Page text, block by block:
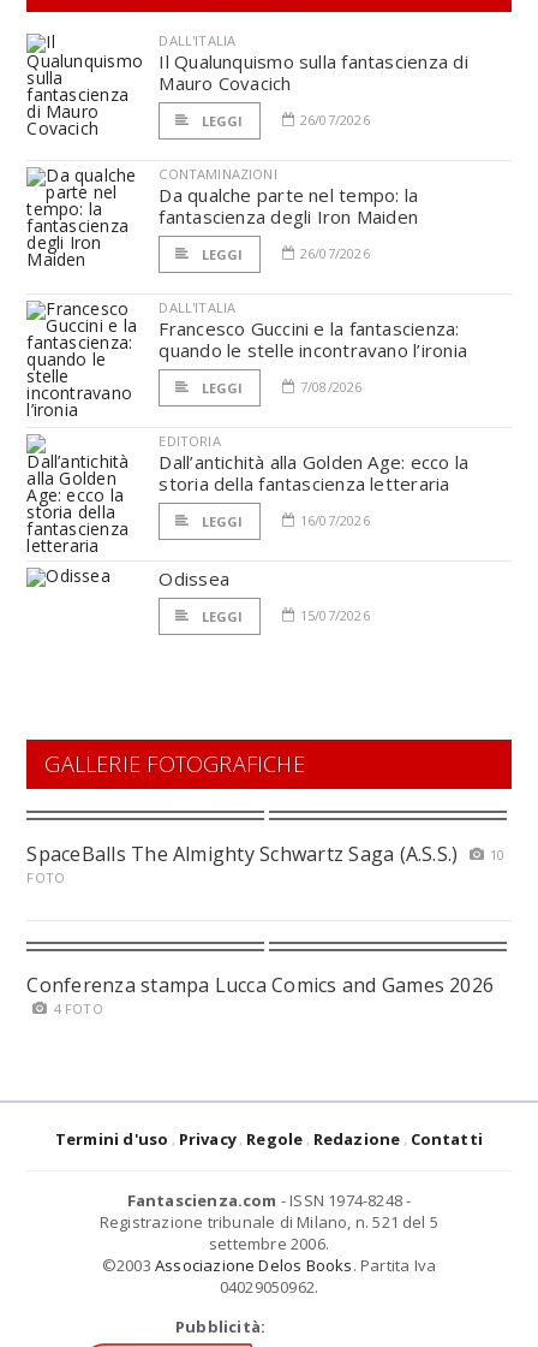
DALL'ITALIA
Il Qualunquismo sulla fantascienza di
Mauro Covacich
LEGGI 26/07/2026
CONTAMINAZIONI
Da qualche parte nel tempo: la
fantascienza degli Iron Maiden
LEGGI 26/07/2026
DALL'ITALIA
Francesco Guccini e la fantascienza:
quando le stelle incontravano l’ironia
LEGGI 7/08/2026
EDITORIA
Dall’antichità alla Golden Age: ecco la
storia della fantascienza letteraria
LEGGI 16/07/2026
Odissea
LEGGI 15/07/2026
GALLERIE FOTOGRAFICHE
SpaceBalls The Almighty Schwartz Saga (A.S.S.)
10
FOTO
Conferenza stampa Lucca Comics and Games 2026
4 FOTO
Termini d'uso Privacy Regole Redazione Contatti
Fantascienza.com - ISSN 1974-8248 -
Registrazione tribunale di Milano, n. 521 del 5
settembre 2006.
©2003 Associazione Delos Books. Partita Iva
04029050962.
Pubblicità: